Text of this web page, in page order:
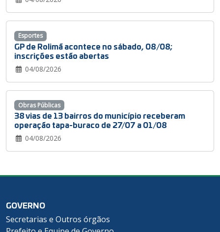
GP de Rolimã acontece no sábado, 08/08;
inscrições estão abertas
04/08/2026
Esportes
38 vias de 13 bairros do município receberam
operação tapa-buraco de 27/07 a 01/08
04/08/2026
Obras Públicas
GOVERNO
Secretarias e Outros órgãos